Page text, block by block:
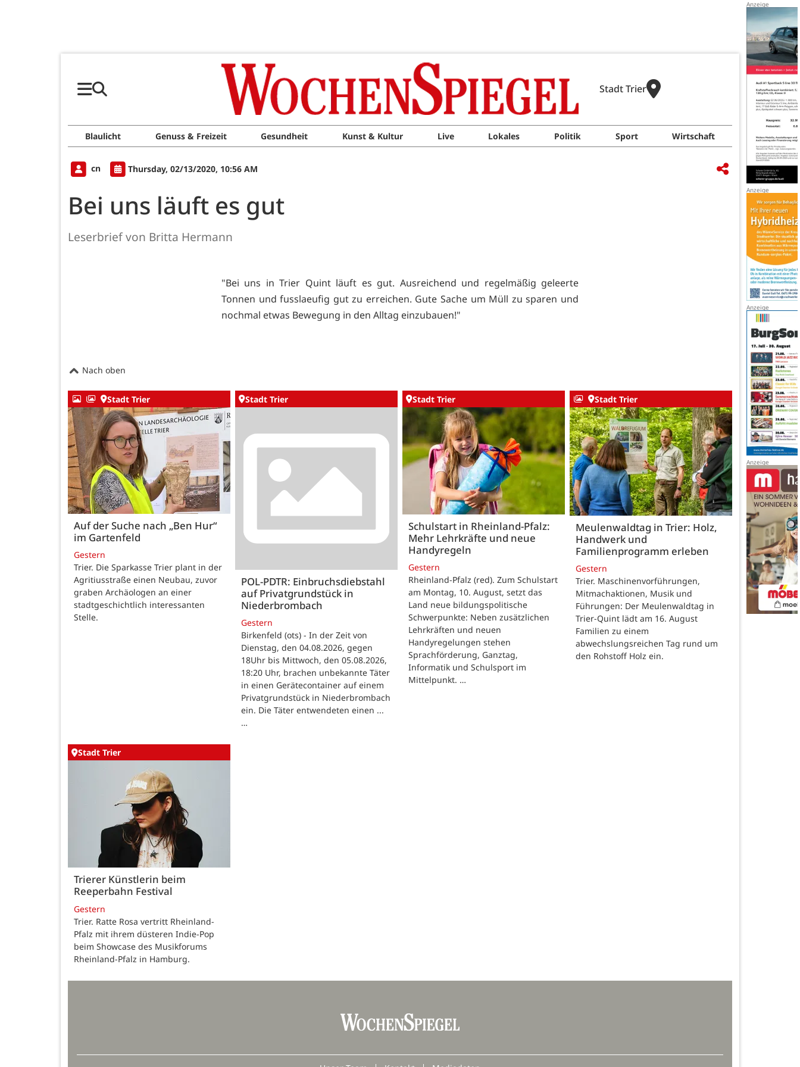
Stadt Trier
Blaulicht Genuss & Freizeit Gesundheit Kunst & Kultur Live Lokales Politik Sport Wirtschaft
cn Thursday, 02/13/2020, 10:56 AM
Bei uns läuft es gut
Leserbrief von Britta Hermann
"Bei uns in Trier Quint läuft es gut. Ausreichend und regelmäßig geleerte
Tonnen und fusslaeufig gut zu erreichen. Gute Sache um Müll zu sparen und
nochmal etwas Bewegung in den Alltag einzubauen!"
Nach oben
Stadt Trier
Auf der Suche nach „Ben Hur“
im Gartenfeld
Gestern
Trier. Die Sparkasse Trier plant in der
Agritiusstraße einen Neubau, zuvor
graben Archäologen an einer
stadtgeschichtlich interessanten
Stelle.
Stadt Trier
POL-PDTR: Einbruchsdiebstahl
auf Privatgrundstück in
Niederbrombach
Gestern
Birkenfeld (ots) - In der Zeit von
Dienstag, den 04.08.2026, gegen
18Uhr bis Mittwoch, den 05.08.2026,
18:20 Uhr, brachen unbekannte Täter
in einen Gerätecontainer auf einem
Privatgrundstück in Niederbrombach
ein. Die Täter entwendeten einen ...
…
Stadt Trier
Schulstart in Rheinland-Pfalz:
Mehr Lehrkräfte und neue
Handyregeln
Gestern
Rheinland-Pfalz (red). Zum Schulstart
am Montag, 10. August, setzt das
Land neue bildungspolitische
Schwerpunkte: Neben zusätzlichen
Lehrkräften und neuen
Handyregelungen stehen
Sprachförderung, Ganztag,
Informatik und Schulsport im
Mittelpunkt. …
Stadt Trier
Meulenwaldtag in Trier: Holz,
Handwerk und
Familienprogramm erleben
Gestern
Trier. Maschinenvorführungen,
Mitmachaktionen, Musik und
Führungen: Der Meulenwaldtag in
Trier-Quint lädt am 16. August
Familien zu einem
abwechslungsreichen Tag rund um
den Rohstoff Holz ein.
Stadt Trier
Trierer Künstlerin beim
Reeperbahn Festival
Gestern
Trier. Ratte Rosa vertritt Rheinland-
Pfalz mit ihrem düsteren Indie-Pop
beim Showcase des Musikforums
Rheinland-Pfalz in Hamburg.